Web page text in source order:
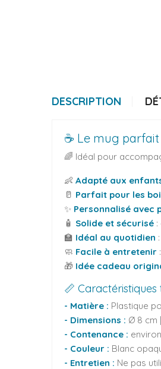
DESCRIPTION
☕ Le mug
🌈 Idéal pour
👶 Adapté aux
🥛 Parfait pour les
✨ Personnalisé avec
🧴 Solide et sécurisé
🏫 Idéal au quotidien
🧼 Facile à entretenir
🎁 Idée cadeau
📏 Caractéristiques
- Matière : Plastique
- Dimensions : Ø 8 cm
- Contenance :
- Couleur : Blanc
- Entretien : Ne pas